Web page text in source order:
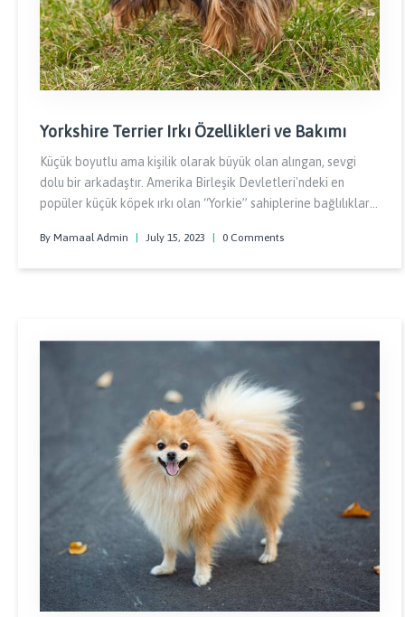
Yorkshire Terrier Irkı Özellikleri ve Bakımı
Küçük boyutlu ama kişilik olarak büyük olan alıngan, sevgi
dolu bir arkadaştır. Amerika Birleşik Devletleri'ndeki en
popüler küçük köpek ırkı olan “Yorkie” sahiplerine bağlılıkları,
birçok hayran kazanmıştır.
By Mamaal Admin July 15, 2023 0 Comments